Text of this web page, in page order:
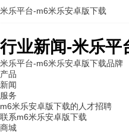
行业新闻-米乐平
米乐平台-m6米乐安卓版下载品牌
产品
新闻
服务
m6米乐安卓版下载的人才招聘
联系m6米乐安卓版下载
商城
米乐平台-m6米乐安卓版下载